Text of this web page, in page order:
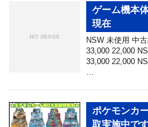
ゲーム機本
現在
NSW 未使用 中
33,000 22,000
33,000 22,000
…
ポケモンカ
取実施中で